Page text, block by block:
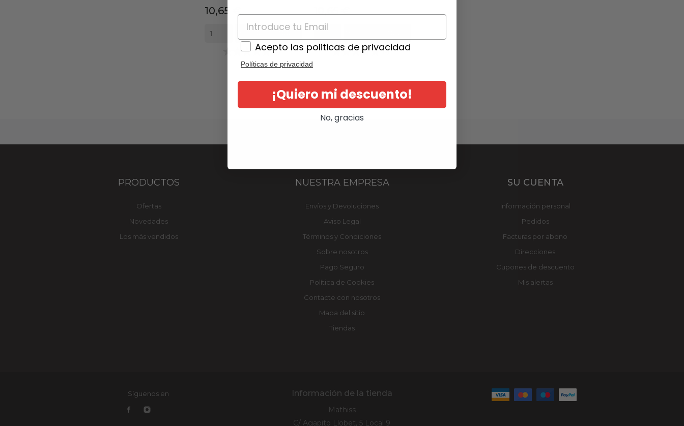
Precio
10,65 €
(0) (0)
PRODUCTOS
Ofertas
Novedades
Los más vendidos
NUESTRA EMPRESA
Envíos y Devoluciones
Aviso Legal
Términos y Condiciones
Sobre nosotros
Pago Seguro
Política de Cookies
Contacte con nosotros
Mapa del sitio
Tiendas
SU CUENTA
Información personal
Pedidos
Facturas por abono
Direcciones
Cupones de descuento
Mis alertas
Síguenos en Información de la tienda
Mathiss
C/ Agapito Llobet, 5 Local 9
Acepto las politicas de privacidad
Políticas de privacidad
¡Quiero mi descuento!
No, gracias